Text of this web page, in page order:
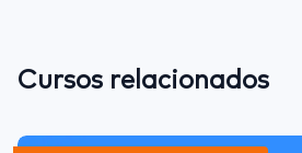
Cursos relacionados